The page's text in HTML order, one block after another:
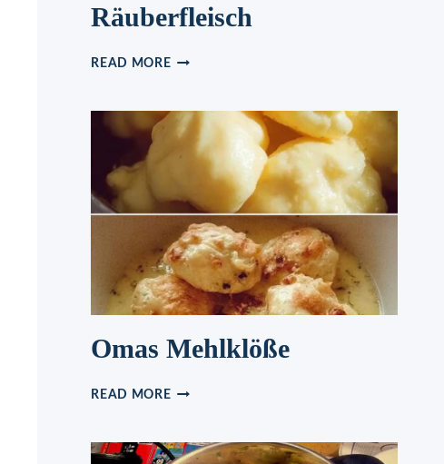
Räuberfleisch
READ MORERÄUBERFLEISCH
Omas Mehlklöße
READ MOREOMAS